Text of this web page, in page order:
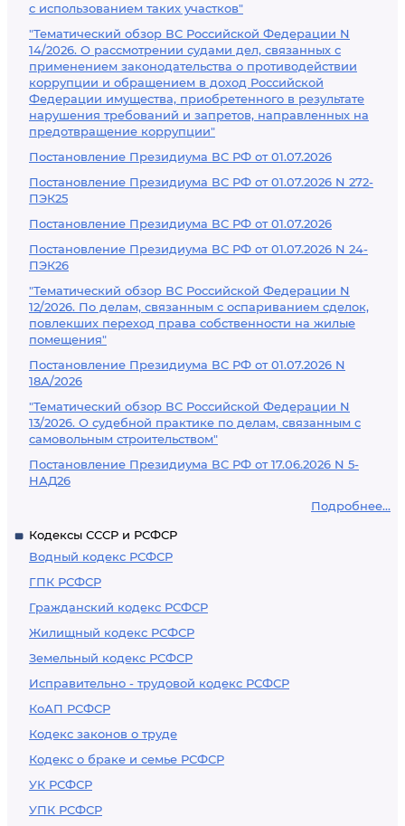
с использованием таких участков"
"Тематический обзор ВС Российской Федерации N
14/2026. О рассмотрении судами дел, связанных с
применением законодательства о противодействии
коррупции и обращением в доход Российской
Федерации имущества, приобретенного в результате
нарушения требований и запретов, направленных на
предотвращение коррупции"
Постановление Президиума ВС РФ от 01.07.2026
Постановление Президиума ВС РФ от 01.07.2026 N 272-
ПЭК25
Постановление Президиума ВС РФ от 01.07.2026
Постановление Президиума ВС РФ от 01.07.2026 N 24-
ПЭК26
"Тематический обзор ВС Российской Федерации N
12/2026. По делам, связанным с оспариванием сделок,
повлекших переход права собственности на жилые
помещения"
Постановление Президиума ВС РФ от 01.07.2026 N
18А/2026
"Тематический обзор ВС Российской Федерации N
13/2026. О судебной практике по делам, связанным с
самовольным строительством"
Постановление Президиума ВС РФ от 17.06.2026 N 5-
НАД26
Подробнее...
Кодексы СССР и РСФСР
Водный кодекс РСФСР
ГПК РСФСР
Гражданский кодекс РСФСР
Жилищный кодекс РСФСР
Земельный кодекс РСФСР
Исправительно - трудовой кодекс РСФСР
КоАП РСФСР
Кодекс законов о труде
Кодекс о браке и семье РСФСР
УК РСФСР
УПК РСФСР